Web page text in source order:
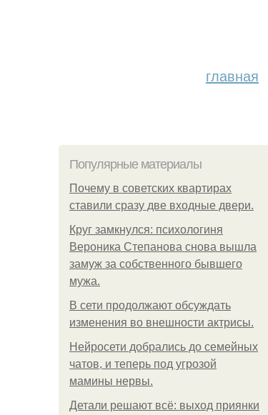
главная
Популярные материалы
Почему в советских квартирах
ставили сразу две входные двери.
Круг замкнулся: психологиня
Вероника Степанова снова вышла
замуж за собственного бывшего
мужа.
В сети продолжают обсуждать
изменения во внешности актрисы.
Нейросети добрались до семейных
чатов, и теперь под угрозой
мамины нервы.
Детали решают всё: выход приянки